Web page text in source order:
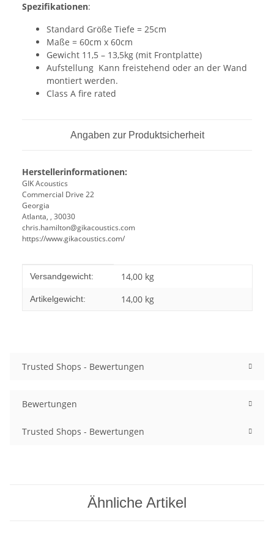
Spezifikationen:
Standard Größe Tiefe = 25cm
Maße = 60cm x 60cm
Gewicht 11,5 – 13,5kg (mit Frontplatte)
Aufstellung Kann freistehend oder an der Wand
montiert werden.
Class A fire rated
Angaben zur Produktsicherheit
Herstellerinformationen:
GIK Acoustics
Commercial Drive 22
Georgia
Atlanta, , 30030
chris.hamilton@gikacoustics.com
https://www.gikacoustics.com/
Produkteigenschaft
Wert
Versandgewicht: 14,00 kg
Artikelgewicht: 14,00 kg
Trusted Shops - Bewertungen
Bewertungen
Trusted Shops - Bewertungen
Ähnliche Artikel